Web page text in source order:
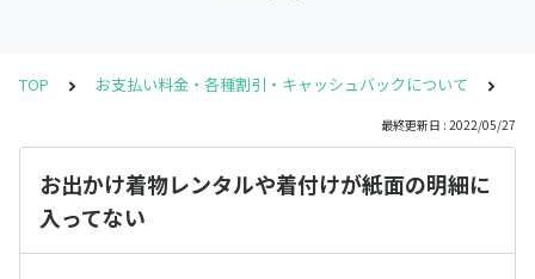
TOP お支払い料金・各種割引・キャッシュバックについて
最終更新日 : 2022/05/27
お出かけ着物レンタルや着付けが紙面の明細に
入ってない